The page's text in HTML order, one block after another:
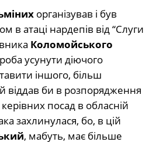
організував і був
в атаці нардепів від “Слуги
Коломойського
усунути діючого
іншого, більш
віддав би в розпорядження
посад в обласній
захлинулася, бо, в цій
, мабуть, має більше